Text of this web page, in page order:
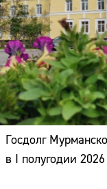
Госдолг
в I полугодии 2026